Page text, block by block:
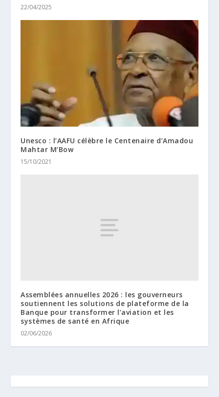
22/04/2025
Unesco : l’AAFU célèbre le Centenaire d’Amadou
Mahtar M’Bow
15/10/2021
Assemblées annuelles 2026 : les gouverneurs
soutiennent les solutions de plateforme de la
Banque pour transformer l’aviation et les
systèmes de santé en Afrique
02/06/2026